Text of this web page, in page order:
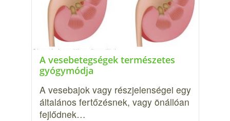
A vesebetegségek természetes
gyógymódja
A vesebajok vagy részjelenségei egy
általános fertőzésnek, vagy önállóan
fejlődnek…